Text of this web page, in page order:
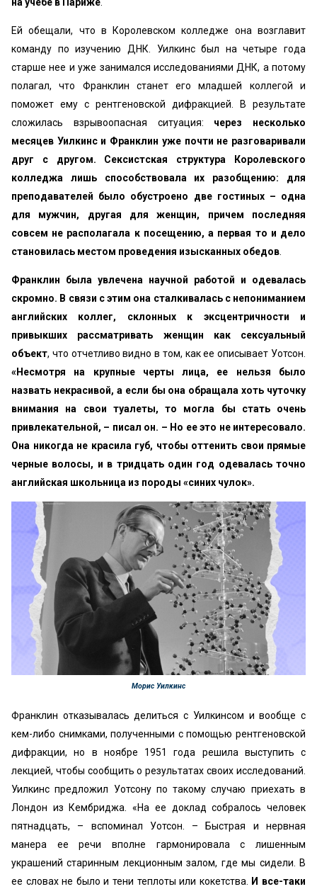
Ей обещали, что в Королевском колледже она возглавит
команду по изучению ДНК. Уилкинс был на четыре года
старше нее и уже занимался исследованиями ДНК, а потому
полагал, что Франклин станет его младшей коллегой и
поможет ему с рентгеновской дифракцией. В результате
сложилась взрывоопасная ситуация: через несколько
месяцев Уилкинс и Франклин уже почти не разговаривали
друг с другом. Сексистская структура Королевского
колледжа лишь способствовала их разобщению: для
преподавателей было обустроено две гостиных – одна
для мужчин, другая для женщин, причем последняя
совсем не располагала к посещению, а первая то и дело
становилась местом проведения изысканных обедов
Франклин была увлечена научной работой и одевалась
скромно. В связи с этим она сталкивалась с непониманием
английских коллег, склонных к эксцентричности и
привыкших рассматривать женщин как сексуальный
объект, что отчетливо видно в том, как ее описывает Уотсон.
«Несмотря на крупные черты лица, ее нельзя было
назвать некрасивой, а если бы она обращала хоть чуточку
внимания на свои туалеты, то могла бы стать очень
привлекательной, – писал он. – Но ее это не интересовало.
Она никогда не красила губ, чтобы оттенить свои прямые
черные волосы, и в тридцать один год одевалась точно
английская школьница из породы «синих чулок».
Морис Уилкинс
Франклин отказывалась делиться с Уилкинсом и вообще с
кем-либо снимками, полученными с помощью рентгеновской
дифракции, но в ноябре 1951 года решила выступить с
лекцией, чтобы сообщить о результатах своих исследований.
Уилкинс предложил Уотсону по такому случаю приехать в
Лондон из Кембриджа. «‎На ее доклад собралось человек
пятнадцать, – вспоминал Уотсон. – Быстрая и нервная
манера ее речи вполне гармонировала с лишенным
украшений старинным лекционным залом, где мы сидели. В
ее словах не было и тени теплоты или кокетства.
И все-таки